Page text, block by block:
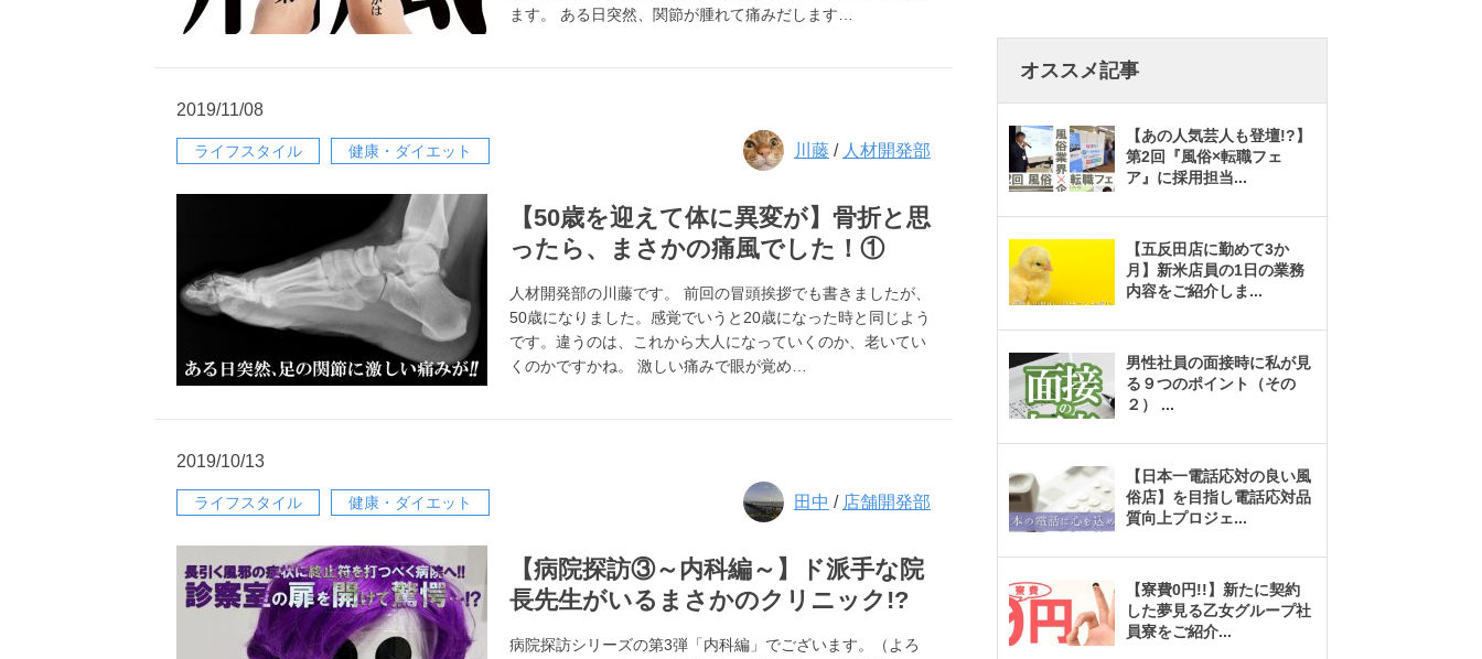
ます。 ある日突然、関節が腫れて痛みだします…
2019/11/08
ライフスタイル 健康・ダイエット 川藤 / 人材開発部
【50歳を迎えて体に異変が】骨折と思
ったら、まさかの痛風でした！①
人材開発部の川藤です。 前回の冒頭挨拶でも書きましたが、
50歳になりました。感覚でいうと20歳になった時と同じよう
です。違うのは、これから大人になっていくのか、老いてい
くのかですかね。 激しい痛みで眼が覚め…
2019/10/13
ライフスタイル 健康・ダイエット 田中 / 店舗開発部
【病院探訪③～内科編～】ド派手な院
長先生がいるまさかのクリニック!?
病院探訪シリーズの第3弾「内科編」でございます。（よろ
オススメ記事
【あの人気芸人も登壇!?】
第2回『風俗×転職フェ
ア』に採用担当...
【五反田店に勤めて3か
月】新米店員の1日の業務
内容をご紹介しま ...
男性社員の面接時に私が見
る９つのポイント（その
２） ...
【日本一電話応対の良い風
俗店】を目指し電話応対品
質向上プロジェ...
【寮費0円!!】新たに契約
した夢見る乙女グループ社
員寮をご紹介...